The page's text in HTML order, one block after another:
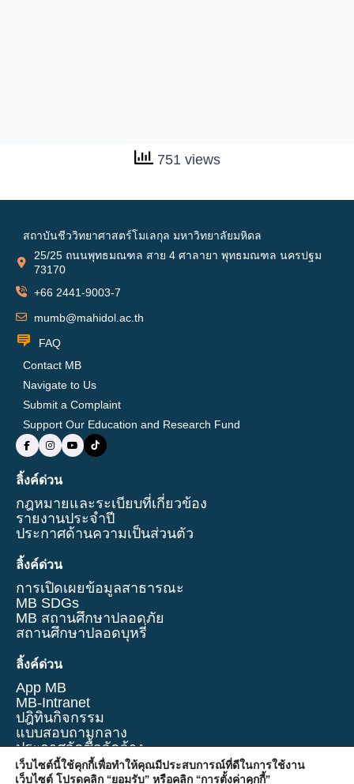
751 views
สถาบันชีววิทยาศาสตร์โมเลกุล มหาวิทยาลัยมหิดล
25/25 ถนนพุทธมณฑล สาย 4 ศาลายา พุทธมณฑล นครปฐม
73170
+66 2441-9003-7
mumb@mahidol.ac.th
FAQ
Contact MB
Navigate to Us
Submit a Complaint
Support Our Education and Research Fund
ลิ้งค์ด่วน
กฎหมายและระเบียบที่เกี่ยวข้อง
รายงานประจำปี
ประกาศด้านความเป็นส่วนตัว
ลิ้งค์ด่วน
การเปิดเผยข้อมูลสาธารณะ
MB SDGs
MB สถานศึกษาปลอดภัย
สถานศึกษาปลอดบุหรี่
ลิ้งค์ด่วน
App MB
MB-Intranet
ปฎิทินกิจกรรม
แบบสอบถามกลาง
ประกาศจัดซื้อจัดจ้าง
การจัดการความรู้
นักศึกษาติดต่อเข้าฝึกงาน
เว็บไซต์นี้ใช้คุกกี้เพื่อทำให้คุณมีประสบการณ์ที่ดีในการใช้งาน
เว็บไซต์ โปรดคลิก “ยอมรับ” หรือคลิก “การตั้งค่าคุกกี้”